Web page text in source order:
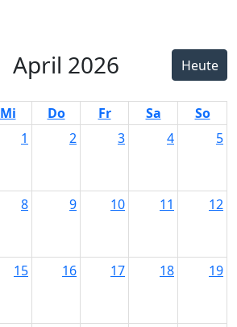
April 2026 Heute
Mi Do Fr Sa
So
1 2 3 4 5
8 9 10 11 12
15 16 17 18 19